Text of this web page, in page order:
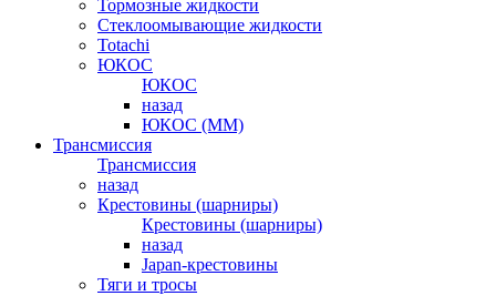
Тормозные жидкости
Стеклоомывающие жидкости
Totachi
ЮКОС
ЮКОС
назад
ЮКОС (ММ)
Трансмиссия
Трансмиссия
назад
Крестовины (шарниры)
Крестовины (шарниры)
назад
Japan-крестовины
Тяги и тросы